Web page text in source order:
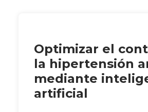
Optimizar el
la hipertensión
mediante
artificial